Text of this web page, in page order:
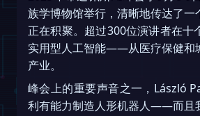
族学博物馆举行，清晰地传达了一
正在积聚。超过300位演讲者在十
实用型人工智能——从医疗保健和
产业。
峰会上的重要声音之一，László
利有能力制造人形机器人——而且